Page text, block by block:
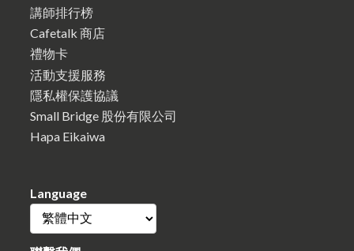
講師排行榜
Cafetalk 商店
禮物卡
活動支援服務
隱私權保護協議
Small Bridge 股份有限公司
Hapa Eikaiwa
Language